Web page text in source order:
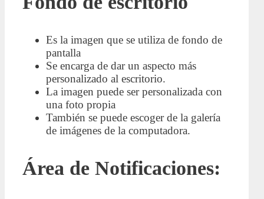
Es la imagen que se utiliza de fondo de
pantalla
Se encarga de dar un aspecto más
personalizado al escritorio.
La imagen puede ser personalizada con
una foto propia
También se puede escoger de la galería
de imágenes de la computadora.
Área de Notificaciones: